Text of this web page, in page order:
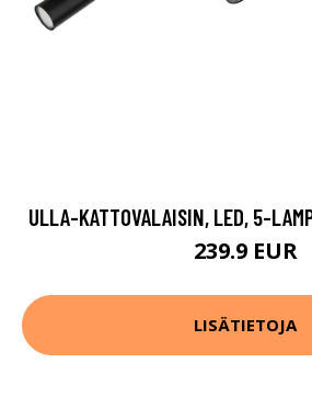
ULLA-KATTOVALAISIN, LED, 5-
239.9 EUR
LISÄTIETOJA